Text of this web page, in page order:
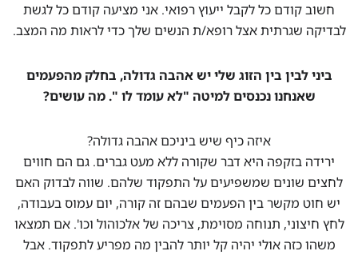
חשוב קודם כל לקבל ייעוץ רפואי. אני מציעה קודם כל לגשת
לבדיקה שגרתית אצל רופא/ת הנשים שלך כדי לראות מה המצב.
ביני לבין בין הזוג שלי יש אהבה גדולה, בחלק מהפעמים
שאנחנו נכנסים למיטה "לא עומד לו ". מה עושים?
איזה כיף שיש ביניכם אהבה גדולה?
ירידה בזקפה היא דבר שקורה ללא מעט גברים. גם הם חווים
לחצים שונים שמשפיעים על התפקוד שלהם. שווה לבדוק האם
יש חוט מקשר בין הפעמים שבהם זה קורה, יום עמוס בעבודה,
לחץ חיצוני, תנוחה מסוימת, צריכה של אלכוהול וכו'. אם תמצאו
משהו כזה אולי יהיה קל יותר להבין מה מפריע לתפקוד. אבל